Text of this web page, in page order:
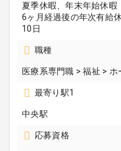
夏季休暇、年末年始休暇
6ヶ月経過後の年次有給
10日
職種
医療系専門職 > 福祉 >
最寄り駅1
中央駅
応募資格